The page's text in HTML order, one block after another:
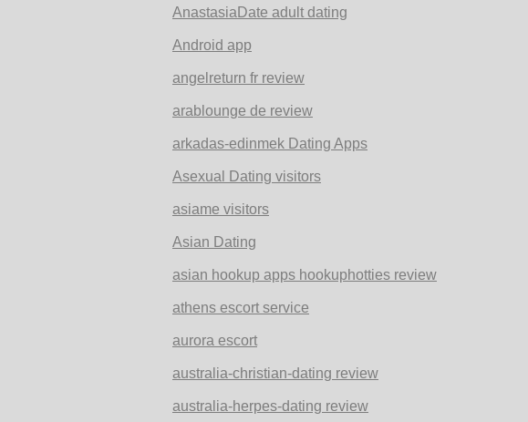
AnastasiaDate adult dating
Android app
angelreturn fr review
arablounge de review
arkadas-edinmek Dating Apps
Asexual Dating visitors
asiame visitors
Asian Dating
asian hookup apps hookuphotties review
athens escort service
aurora escort
australia-christian-dating review
australia-herpes-dating review